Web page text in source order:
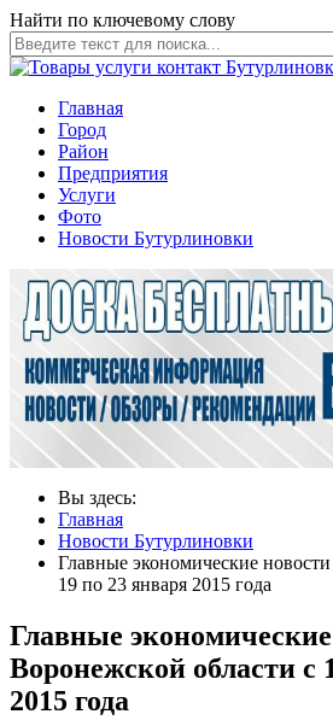
Найти по ключевому слову
Главная
Город
Район
Предприятия
Услуги
Фото
Новости Бутурлиновки
Вы здесь:
Главная
Новости Бутурлиновки
Главные экономические
19 по 23 января 2015 года
Главные
Воронежской области с
2015 года